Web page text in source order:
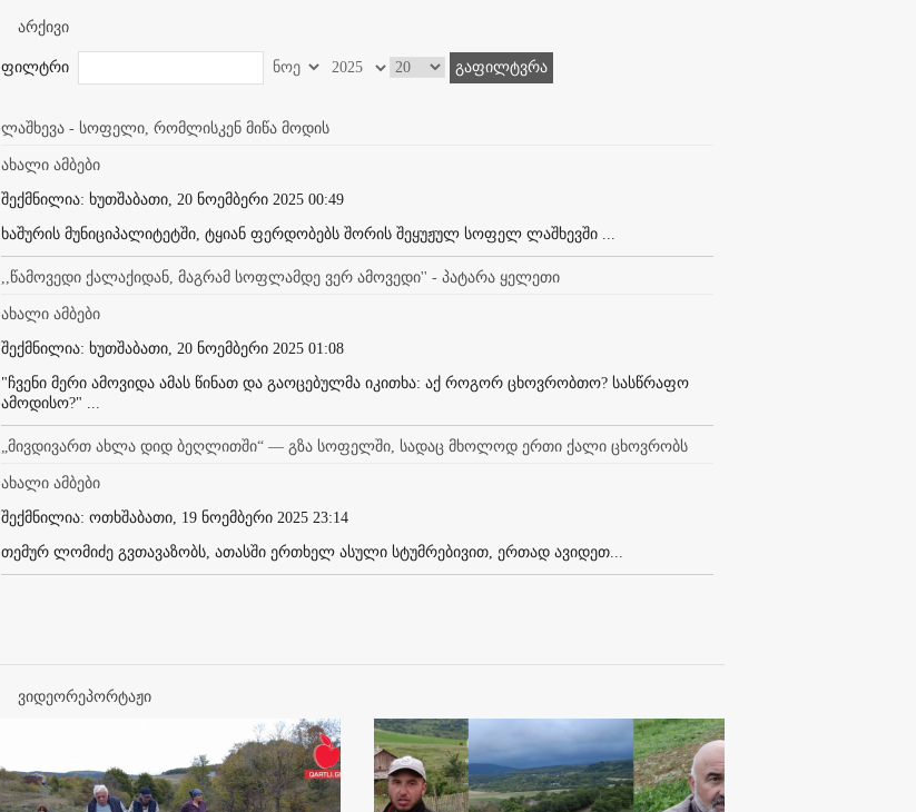
არქივი
ფილტრი გაფილტვრა
ლაშხევა - სოფელი, რომლისკენ მიწა მოდის
ახალი ამბები
შექმნილია: ხუთშაბათი, 20 ნოემბერი 2025 00:49
ხაშურის მუნიციპალიტეტში, ტყიან ფერდობებს შორის შეყუჟულ სოფელ ლაშხევში ...
,,წამოვედი ქალაქიდან, მაგრამ სოფლამდე ვერ ამოვედი'' - პატარა ყელეთი
ახალი ამბები
შექმნილია: ხუთშაბათი, 20 ნოემბერი 2025 01:08
"ჩვენი მერი ამოვიდა ამას წინათ და გაოცებულმა იკითხა: აქ როგორ ცხოვრობთო? სასწრაფო
ამოდისო?" ...
„მივდივართ ახლა დიდ ბეღლითში“ — გზა სოფელში, სადაც მხოლოდ ერთი ქალი ცხოვრობს
ახალი ამბები
შექმნილია: ოთხშაბათი, 19 ნოემბერი 2025 23:14
თემურ ლომიძე გვთავაზობს, ათასში ერთხელ ასული სტუმრებივით, ერთად ავიდეთ...
ვიდეორეპორტაჟი